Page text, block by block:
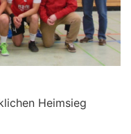
Heimsieg